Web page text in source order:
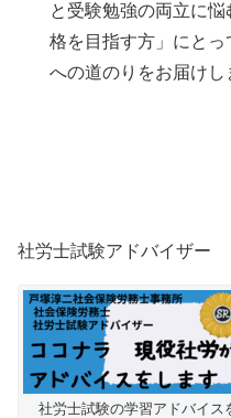
と受験勉強の両立に
格を目指す方」にと
への道のりをお届けし
社労士試験アドバイザー
社労士試験の学習アドバイス